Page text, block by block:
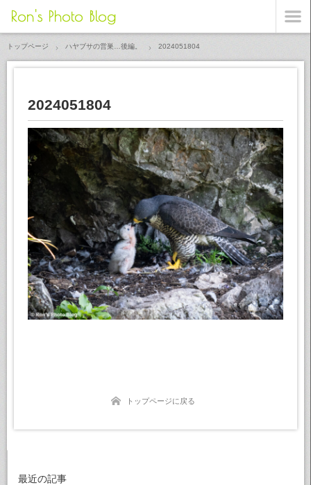
Ron's Photo Blog
トップページ ハヤブサの営巣…後編。 2024051804
2024051804
トップページに戻る
最近の記事